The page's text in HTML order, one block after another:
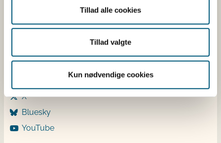
Tillad alle cookies
Tillad valgte
Kun nødvendige cookies
Følg os
Facebook
X
Bluesky
YouTube